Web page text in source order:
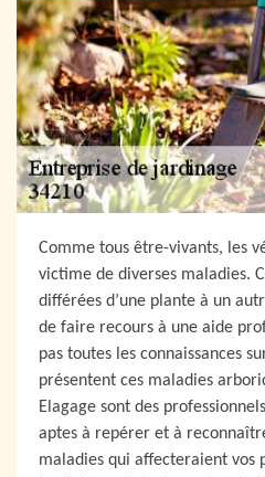
Comme tous être-vivants, les
victime de diverses maladies.
différées d’une plante à un
de faire recours à une aide
pas toutes les connaissances
présentent ces maladies
Elagage sont des
aptes à repérer et à
maladies qui affecteraient vos